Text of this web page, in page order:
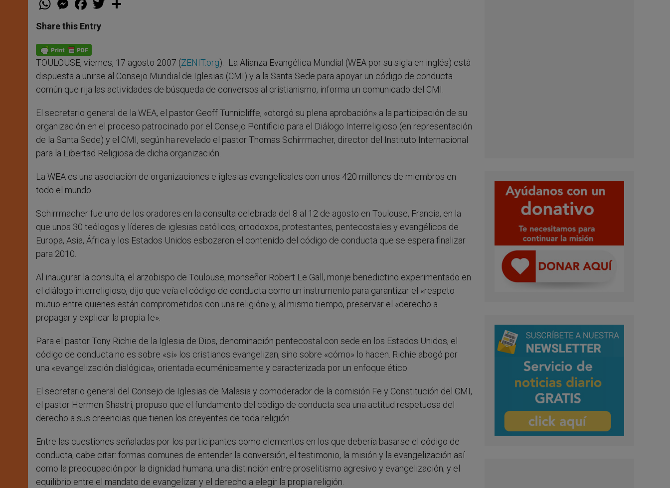
t
s
p
p
e
s
e
g
e
r
a
e
b
o
k
w
Share this Entry
TOULOUSE, viernes, 17 agosto 2007 (ZENIT.org).- La Alianza Evangélica Mundial (WEA por su sigla en inglés) está
dispuesta a unirse al Consejo Mundial de Iglesias (CMI) y a la Santa Sede para apoyar un código de conducta
común que rija las actividades de búsqueda de conversos al cristianismo, informa un comunicado del CMI.
El secretario general de la WEA, el pastor Geoff Tunnicliffe, «otorgó su plena aprobación» a la participación de su
organización en el proceso patrocinado por el Consejo Pontificio para el Diálogo Interreligioso (en representación
de la Santa Sede) y el CMI, según ha revelado el pastor Thomas Schirrmacher, director del Instituto Internacional
para la Libertad Religiosa de dicha organización.
La WEA es una asociación de organizaciones e iglesias evangelicales con unos 420 millones de miembros en
todo el mundo.
Schirrmacher fue uno de los oradores en la consulta celebrada del 8 al 12 de agosto en Toulouse, Francia, en la
que unos 30 teólogos y líderes de iglesias católicos, ortodoxos, protestantes, pentecostales y evangélicos de
Europa, Asia, África y los Estados Unidos esbozaron el contenido del código de conducta que se espera finalizar
para 2010.
Al inaugurar la consulta, el arzobispo de Toulouse, monseñor Robert Le Gall, monje benedictino experimentado en
el diálogo interreligioso, dijo que veía el código de conducta como un instrumento para garantizar el «respeto
mutuo entre quienes están comprometidos con una religión» y, al mismo tiempo, preservar el «derecho a
propagar y explicar la propia fe».
Para el pastor Tony Richie de la Iglesia de Dios, denominación pentecostal con sede en los Estados Unidos, el
código de conducta no es sobre «si» los cristianos evangelizan, sino sobre «cómo» lo hacen. Richie abogó por
una «evangelización dialógica», orientada ecuménicamente y caracterizada por un enfoque ético.
El secretario general del Consejo de Iglesias de Malasia y comoderador de la comisión Fe y Constitución del CMI,
el pastor Hermen Shastri, propuso que el fundamento del código de conducta sea una actitud respetuosa del
derecho a sus creencias que tienen los creyentes de toda religión.
Entre las cuestiones señaladas por los participantes como elementos en los que debería basarse el código de
conducta, cabe citar: formas comunes de entender la conversión, el testimonio, la misión y la evangelización así
como la preocupación por la dignidad humana; una distinción entre proselitismo agresivo y evangelización; y el
equilibrio entre el mandato de evangelizar y el derecho a elegir la propia religión.